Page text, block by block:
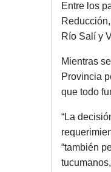
Entre los
Río Salí y
Mientras
Provincia
que todo
“La
“también